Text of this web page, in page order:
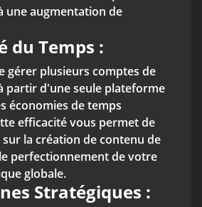
une augmentation de
du Temps :
gérer plusieurs comptes de
partir d'une seule plateforme
économies de temps
efficacité vous permet de
la création de contenu de
perfectionnement de votre
globale.
Stratégiques :